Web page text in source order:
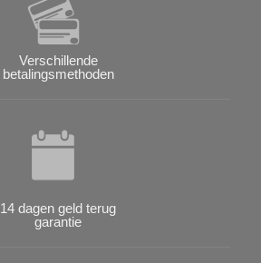
Verschillende
betalingsmethoden
14 dagen geld terug
garantie